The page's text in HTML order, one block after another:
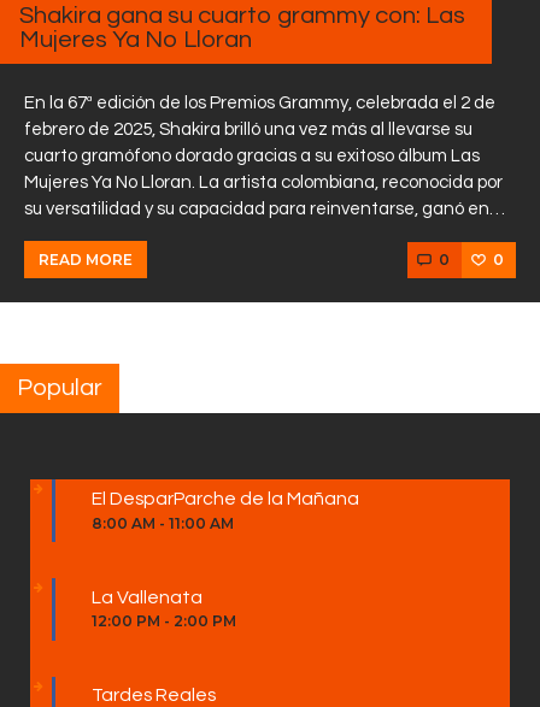
Shakira gana su cuarto grammy con: Las
Mujeres Ya No Lloran
En la 67ª edición de los Premios Grammy, celebrada el 2 de
febrero de 2025, Shakira brilló una vez más al llevarse su
cuarto gramófono dorado gracias a su exitoso álbum Las
Mujeres Ya No Lloran. La artista colombiana, reconocida por
su versatilidad y su capacidad para reinventarse, ganó en…
READ MORE 0 0
Popular
El DesparParche de la Mañana
8:00 AM - 11:00 AM
La Vallenata
12:00 PM - 2:00 PM
Tardes Reales